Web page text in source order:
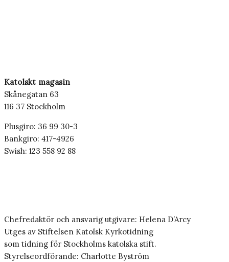
Katolskt magasin
Skånegatan 63
116 37 Stockholm
Plusgiro: 36 99 30-3
Bankgiro: 417-4926
Swish: 123 558 92 88
Chefredaktör och ansvarig utgivare: Helena D’Arcy
Utges av Stiftelsen Katolsk Kyrkotidning
som tidning för Stockholms katolska stift.
Styrelseordförande: Charlotte Byström